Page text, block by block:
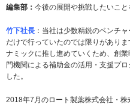
編集部： 今後の展開や挑戦したいこと
竹下社長 ：当社は少数精鋭のベンチ
だけで行っていたのでは限りがあり
ナミックに推し進めていくため、創
門機関による補助金の活用・支援プ
した。
2018年7月のロート製薬株式会社・